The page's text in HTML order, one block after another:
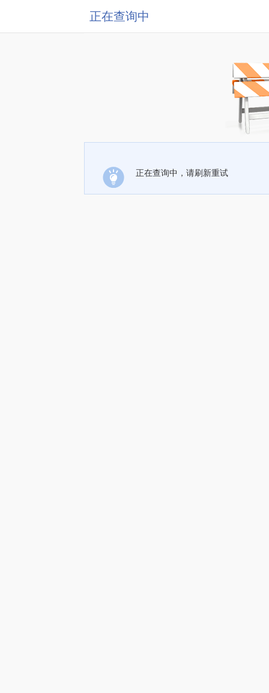
正在查询中
正在查询中，请刷新重试